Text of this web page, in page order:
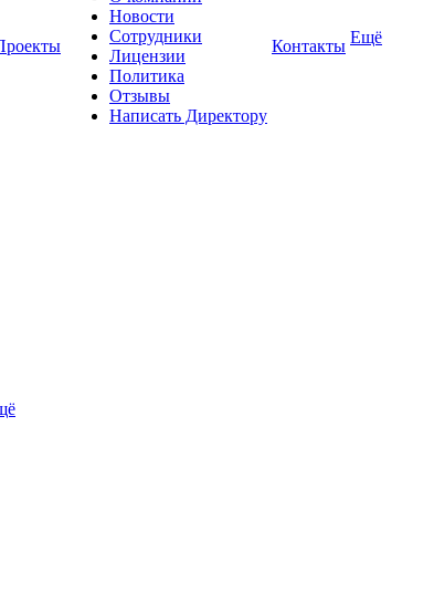
Новости
Сотрудники
Лицензии
Политика
Отзывы
Написать Директору
Контакты Ещё